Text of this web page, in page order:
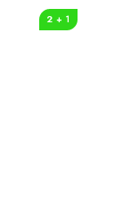
2 + 1